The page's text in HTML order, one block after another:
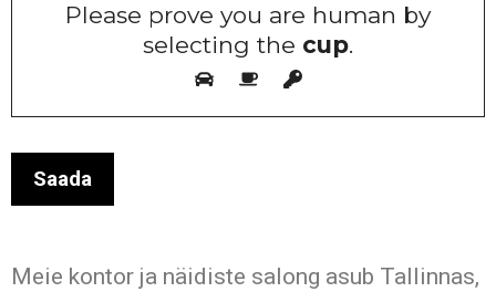
Please prove you are human by
selecting the cup.
Meie kontor ja näidiste salong asub Tallinnas,